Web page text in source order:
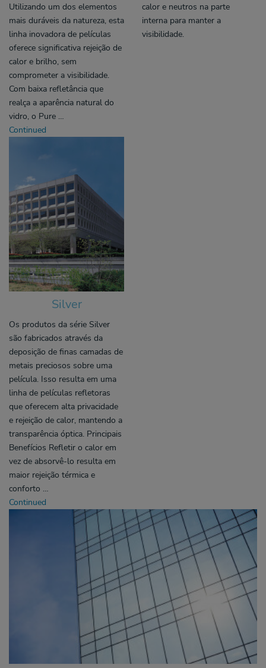
Utilizando um dos elementos
mais duráveis ​​da natureza, esta
linha inovadora de películas
oferece significativa rejeição de
calor e brilho, sem
comprometer a visibilidade.
Com baixa refletância que
realça a aparência natural do
vidro, o Pure …
Continued
calor e neutros na parte
interna para manter a
visibilidade.
Silver
Os produtos da série Silver
são fabricados através da
deposição de finas camadas de
metais preciosos sobre uma
película. Isso resulta em uma
linha de películas refletoras
que oferecem alta privacidade
e rejeição de calor, mantendo a
transparência óptica. Principais
Benefícios Refletir o calor em
vez de absorvê-lo resulta em
maior rejeição térmica e
conforto …
Continued